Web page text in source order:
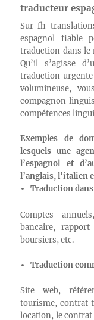
traducteur
Sur fh-
espagnol fiable
traduction dans le
Qu’il s’agisse
traduction
volumineuse,
compagnon
compétences
Exemples de
lesquels une
l’espagnol et
l’anglais, l’italien
Traduction
Comptes
bancaire,
boursiers, etc.
Traduction
Site web,
tourisme, contrat
location, le contrat